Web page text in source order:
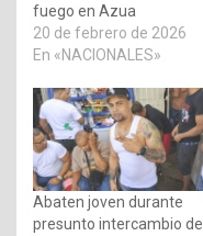
fuego en Azua
20 de febrero de 2026
En «NACIONALES»
Abaten joven durante
presunto intercambio de